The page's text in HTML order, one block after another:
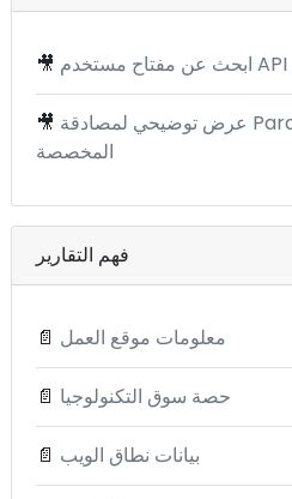
🎥
🎥 عرض توضيحي لمصادقة Pardot ومزامنة الحقول
المخصصة
فهم التقارير
📄 معلومات موقع العمل
📄 حصة سوق التكنولوجيا
📄 بيانات نطاق الويب